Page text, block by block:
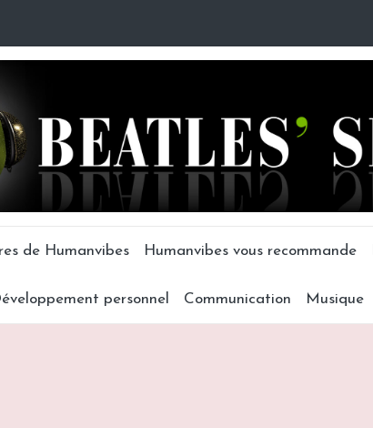
de Humanvibes Humanvibes vous recommande
personnel Communication Musique